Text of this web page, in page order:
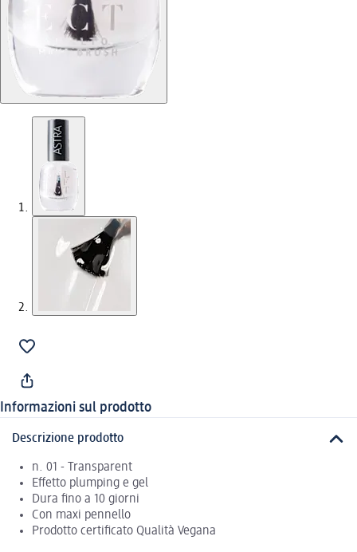
Informazioni sul prodotto
Descrizione prodotto
n. 01 - Transparent
Effetto plumping e gel
Dura fino a 10 giorni
Con maxi pennello
Prodotto certificato Qualità Vegana